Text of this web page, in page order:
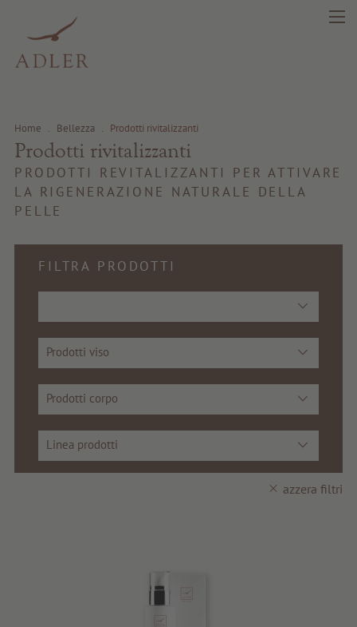
search DE IT
Salute
Fragrance
Prima qualità
Home . Bellezza . Prodotti rivitalizzanti
Prodotti rivitalizzanti
PRODOTTI REVITALIZZANTI PER ATTIVARE
LA RIGENERAZIONE NATURALE DELLA
PELLE
FILTRA PRODOTTI
Prodotti viso
Prodotti corpo
Linea prodotti
azzera filtri